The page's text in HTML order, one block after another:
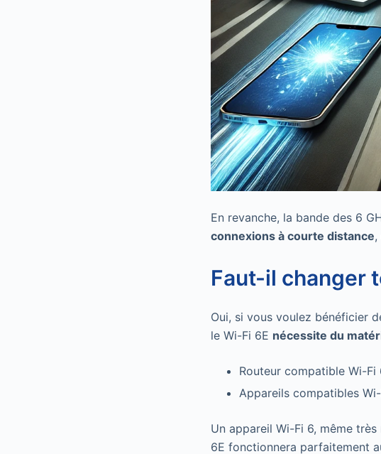
En revanche, la bande des 6
connexions à courte distance,
Faut-il changer
Oui, si vous voulez bénéficier
le Wi-Fi 6E nécessite du
Routeur compatible Wi-Fi
Appareils compatibles
Un appareil Wi-Fi 6, même très
6E fonctionnera parfaitement